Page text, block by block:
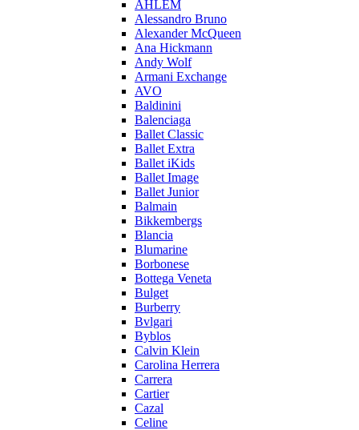
AHLEM
Alessandro Bruno
Alexander McQueen
Ana Hickmann
Andy Wolf
Armani Exchange
AVO
Baldinini
Balenciaga
Ballet Classic
Ballet Extra
Ballet iKids
Ballet Image
Ballet Junior
Balmain
Bikkembergs
Blancia
Blumarine
Borbonese
Bottega Veneta
Bulget
Burberry
Bvlgari
Byblos
Calvin Klein
Carolina Herrera
Carrera
Cartier
Cazal
Celine